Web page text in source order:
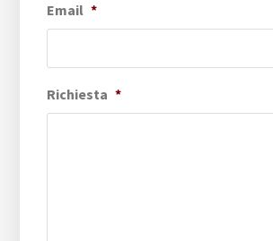
Email *
Richiesta *